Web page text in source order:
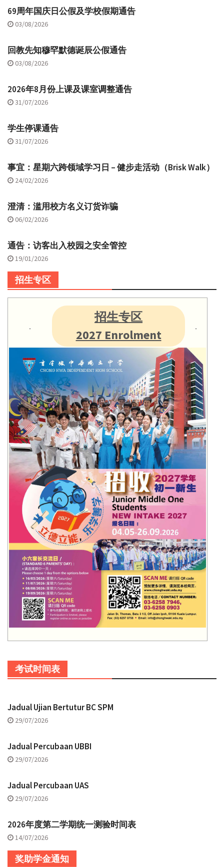
69周年国庆日公假及学校假期通告
03/08/2026
回教先知穆罕默德诞辰公假通告
03/08/2026
2026年8月份上课及课室调整通告
31/07/2026
学生停课通告
31/07/2026
事宜：星期六跨领域学习日 – 健步走活动（Brisk Walk）
24/02/2026
澄清：滥用校方名义订货诈骗
06/02/2026
通告：访客出入校园之安全管控
19/01/2026
招生专区
招生专区
2027 Enrolment
考试时间表
Jadual Ujian Bertutur BC SPM
29/07/2026
Jadual Percubaan UBBI
29/07/2026
Jadual Percubaan UAS
29/07/2026
2026年度第二学期统一测验时间表
14/07/2026
奖助学金通知